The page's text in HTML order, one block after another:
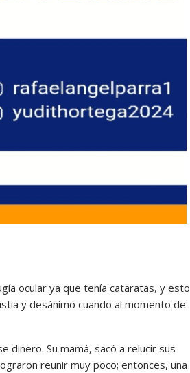
ocular ya que tenía cataratas, y esto
y desánimo cuando al momento de
dinero. Su mamá, sacó a relucir sus
reunir muy poco; entonces, una